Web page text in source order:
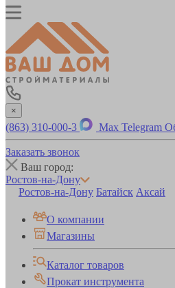
×
(863) 310-000-3 Max Telegram
Заказать звонок
Ваш город:
Ростов-на-Дону
Ростов-на-Дону Батайск Аксай
О компании
Магазины
Каталог товаров
Прокат инструмента